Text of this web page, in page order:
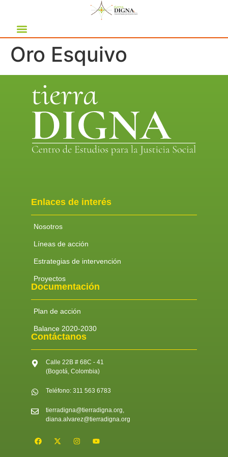
Oro Esquivo
Enlaces de interés
Nosotros
Líneas de acción
Estrategias de intervención
Proyectos
Documentación
Plan de acción
Balance 2020-2030
Contáctanos
Calle 22B # 68C - 41
(Bogotá, Colombia)
Teléfono: 311 563 6783
tierradigna@tierradigna.org,
diana.alvarez@tierradigna.org